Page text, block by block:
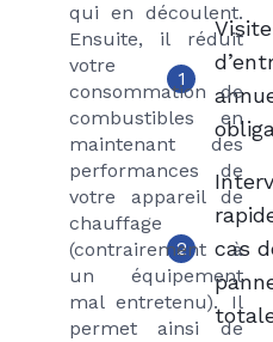
qui en découlent.
Ensuite, il réduit
votre
consommation de
combustibles en
maintenant des
performances de
votre appareil de
chauffage
(contrairement à
un équipement
mal entretenu). Il
permet ainsi de
1
Visite
2
cas